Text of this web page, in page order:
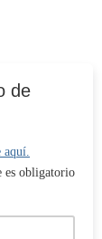
de
aquí.
es obligatorio